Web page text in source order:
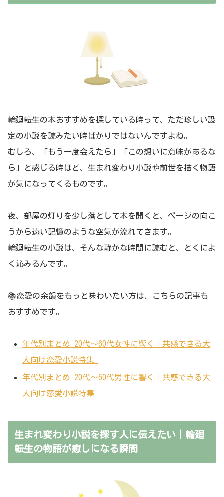
輪廻転生の本おすすめを探している時って、ただ珍しい設
定の小説を読みたい時ばかりではないんですよね。
むしろ、「もう一度会えたら」「この想いに意味があるな
ら」と感じる時ほど、生まれ変わり小説や前世を描く物語
が気になってくるものです。
夜、部屋の灯りを少し落として本を開くと、ページの向こ
うから遠い記憶のような空気が流れてきます。
輪廻転生の小説は、そんな静かな時間に読むと、とくによ
く沁みるんです。
📚恋愛の余韻をもっと味わいたい方は、こちらの記事も
おすすめです。
年代別まとめ 20代〜60代女性に響く｜共感できる大
人向け恋愛小説特集
年代別まとめ 20代〜60代男性に響く｜共感できる大
人向け恋愛小説特集
生まれ変わり小説を探す人に伝えたい｜輪廻
転生の物語が癒しになる瞬間